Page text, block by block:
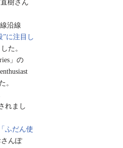
樹さん
沿線
”に注目し
た。
」の
。
れまし
ふだん使
んぽ